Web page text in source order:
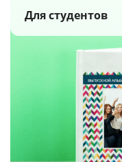
Для студентов